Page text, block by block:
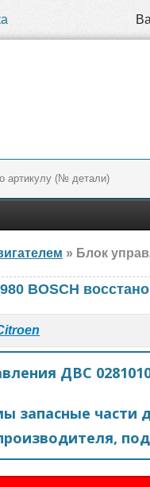
» Блок управления
BOSCH
ДВС
запасные части